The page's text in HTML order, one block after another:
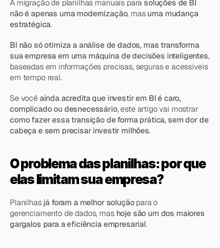
A migração de planilhas manuais para soluções de BI
não é apenas uma modernização, mas uma mudança
estratégica.
BI não só otimiza a análise de dados, mas transforma
sua empresa em uma máquina de decisões inteligentes,
baseadas em informações precisas, seguras e acessíveis
em tempo real.
Se você ainda acredita que investir em BI é caro,
complicado ou desnecessário
como fazer essa transição de forma prática, sem dor de
cabeça e sem precisar investir milhões.
O problema das planilhas: por que
elas limitam sua empresa?
Planilhas já foram a melhor solução para o
gerenciamento de dados, mas hoje são um dos maiores
gargalos para a eficiência empresarial.